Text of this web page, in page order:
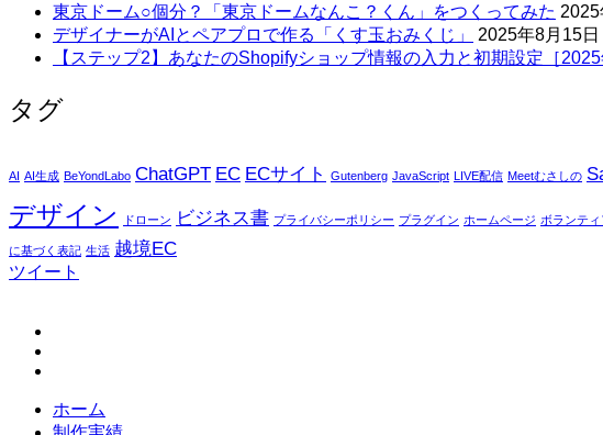
東京ドーム○個分？「東京ドームなんこ？くん」をつくってみた 2025
デザイナーがAIとペアプロで作る「くす玉おみくじ」
2025年8月15日
【ステップ2】あなたのShopifyショップ情報の入力と初期設定［2025
タグ
AI AI生成 BeYondLabo ChatGPT EC ECサイト Gutenberg JavaScript LIVE配信 Meetむさしの
デザイン ドローン ビジネス書 プライバシーポリシー プラグイン ホームページ ボランティ
に基づく表記 生活 越境EC
ツイート
ホーム